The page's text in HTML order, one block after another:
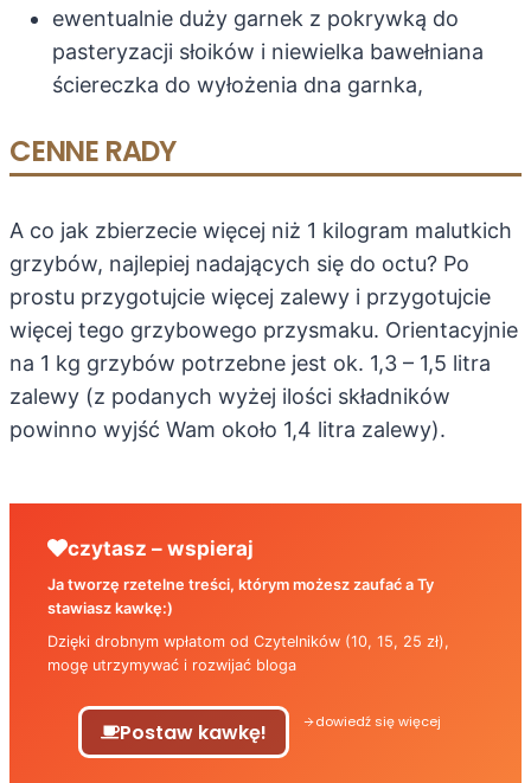
ewentualnie duży garnek z pokrywką do
pasteryzacji słoików i niewielka bawełniana
ściereczka do wyłożenia dna garnka,
CENNE RADY
A co jak zbierzecie więcej niż 1 kilogram malutkich
grzybów, najlepiej nadających się do octu? Po
prostu przygotujcie więcej zalewy i przygotujcie
więcej tego grzybowego przysmaku. Orientacyjnie
na 1 kg grzybów potrzebne jest ok. 1,3 – 1,5 litra
zalewy (z podanych wyżej ilości składników
powinno wyjść Wam około 1,4 litra zalewy).
czytasz – wspieraj
Ja tworzę rzetelne treści, którym możesz zaufać a Ty
stawiasz kawkę:)
Dzięki drobnym wpłatom od Czytelników (10, 15, 25 zł),
mogę utrzymywać i rozwijać bloga
Postaw kawkę! dowiedź się więcej